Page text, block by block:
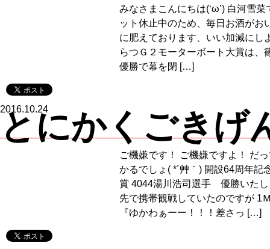
みなさまこんにちは(‘ω’) 白河雪菜
ット休止中のため、毎日お酒がお
に肥えております、いい加減に
らつＧ２モーターボート大賞は、
優勝で幕を閉 […]
2016.10.24
とにかくごきげ
ご機嫌です！ ご機嫌ですよ！ だ
かるでしょ( *´艸｀) 開設64周年記
賞 4044湯川浩司選手 優勝いたし
先で携帯観戦していたのですが 1
『ゆかわぁーー！！！差さっ […]